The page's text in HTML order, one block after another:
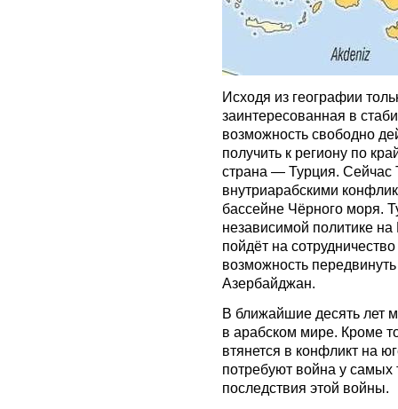
Исходя из географии
заинтересованная в
возможность свободно
получить к региону по
страна — Турция. Сейчас
внутриарабскими
бассейне Чёрного моря.
независимой политике
пойдёт на
возможность
Азербайджан.
В ближайшие десять лет
в арабском мире. Кроме
втянется в конфликт на
потребуют война у самых
последствия этой войны.